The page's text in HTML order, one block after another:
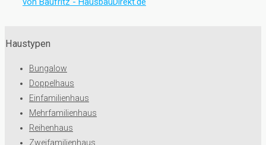
Haustypen
Bungalow
Doppelhaus
Einfamilienhaus
Mehrfamilienhaus
Reihenhaus
Zweifamilienhaus